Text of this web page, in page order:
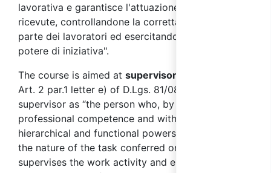
lavorativa e garantisce l'attuazione delle direttive
ricevute, controllandone la corretta esecuzione da
parte dei lavoratori ed esercitando un funzionale
potere di iniziativa".
The course is aimed at supervisors
Art. 2 par.1 letter e) of D.Lgs. 81/08, defines the
supervisor as “the person who, by virtue of
professional competence and within the limits of
hierarchical and functional powers appropriate to
the nature of the task conferred on him/her,
supervises the work activity and ensures the